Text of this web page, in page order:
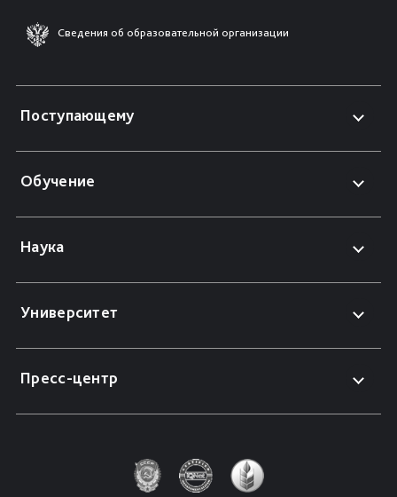
Сведения об образовательной организации
Поступающему
Обучение
Наука
Университет
Пресс-центр